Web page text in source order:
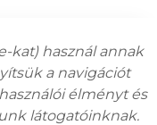
kat) használ annak
a navigációt
élményt és
látogatóinknak.